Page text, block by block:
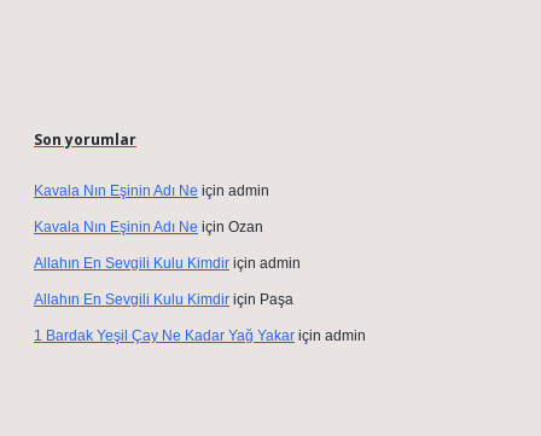
Son yorumlar
Kavala Nın Eşinin Adı Ne için admin
Kavala Nın Eşinin Adı Ne için Ozan
Allahın En Sevgili Kulu Kimdir için admin
Allahın En Sevgili Kulu Kimdir için Paşa
1 Bardak Yeşil Çay Ne Kadar Yağ Yakar için admin